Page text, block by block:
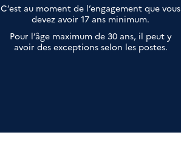
C’est au moment de l’engagement que vous
devez avoir 17 ans minimum.
Pour l’âge maximum de 30 ans, il peut y
avoir des exceptions selon les postes.